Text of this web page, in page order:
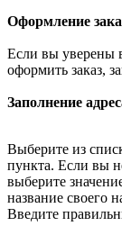
Оформление
Если вы уверены
оформить заказ,
Заполнение
Выберите из
пункта. Если вы
выберите
название своего
Введите